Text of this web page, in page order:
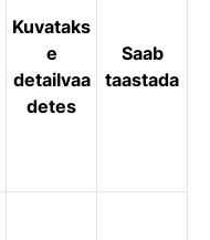
Kuvataks
e
detailvaa
detes
Saab
taastada